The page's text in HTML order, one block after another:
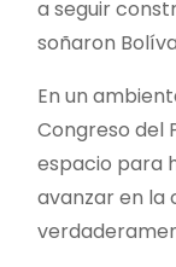
a seguir
soñaron
En un
Congreso del
espacio para
avanzar en la